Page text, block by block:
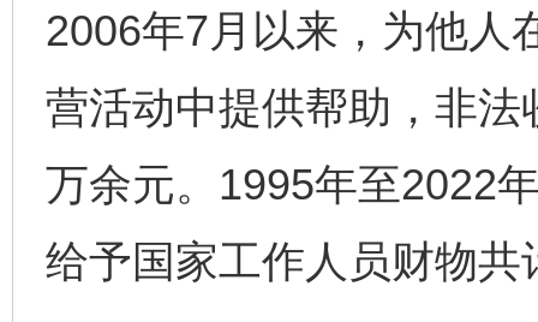
2006年7月以来，为他人
营活动中提供帮助，非
万余元。1995年至2022
给予国家工作人员财物